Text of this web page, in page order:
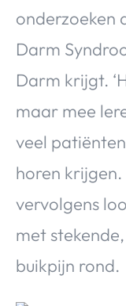
onderzoeken
Darm
Darm krijgt.
maar mee
veel
horen
vervolgens
met
buikpijn rond.